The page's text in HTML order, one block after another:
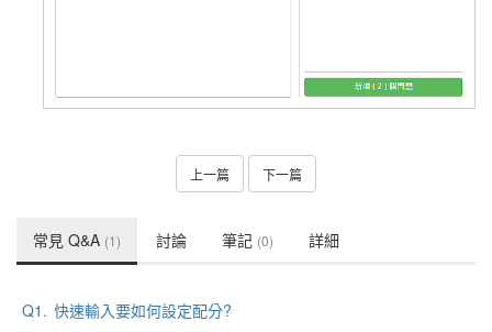
上一篇 下一篇
常見 Q&A (1) 討論 筆記 (0) 詳細
Q1. 快速輸入要如何設定配分?